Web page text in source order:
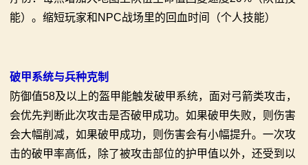
能）。缩短玩家和NPC战场里的回血时间（个人技能）
破甲系统与兵种克制
防御值58及以上的盔甲能触发破甲系统，面对弓箭类攻击，
会优先判断此次攻击是否破甲成功。如果破甲失败，则伤害
会大幅削减，如果破甲成功，则伤害会有小幅提升。一次攻
击的破甲率高低，除了被攻击部位的护甲值以外，还受到以